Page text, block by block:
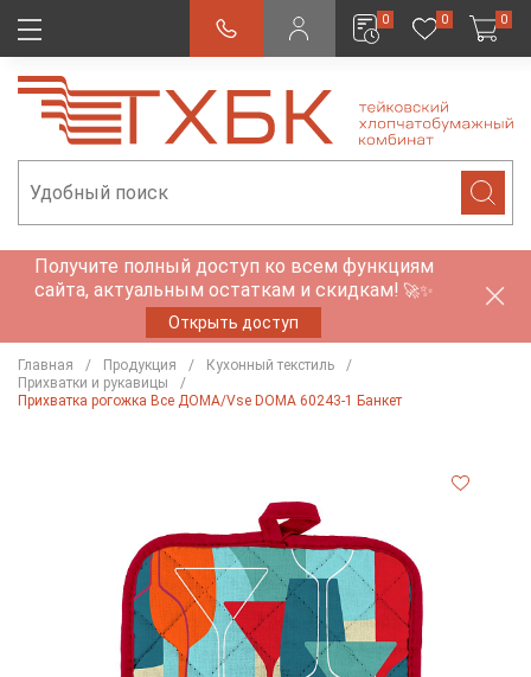
0 0 0
Получите полный доступ ко всем функциям
сайта, актуальным остаткам и скидкам! 🚀✨
Открыть доступ
Главная Продукция
Кухонный текстиль
Прихватки и рукавицы
Прихватка рогожка Все ДОМА/Vse DOMA 60243-1 Банкет